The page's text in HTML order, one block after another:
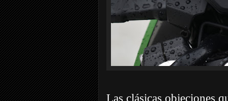
Las clásicas objeciones